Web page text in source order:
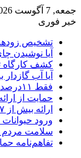
جمعه, 7 آگوست 2026
خبر فوری
تشخیص
آیا نوشیدن
کشف کارگاه
آیا آب
فقط ۱۱‌درصد سود صنعت دارو تبدیل به نقدینگی شده است
حمایت از
ارائه بیش از ۱.۷ میلیون خدمت به زائران اربعین/ استقرار پزشک خانواده در ۶۴ شهرستان
ورود
سلامت
تفاهم‌نامه